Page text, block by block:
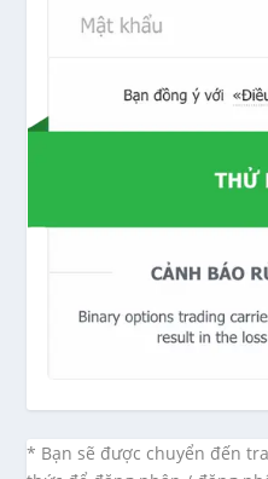
* Bạn sẽ được chuyển đến